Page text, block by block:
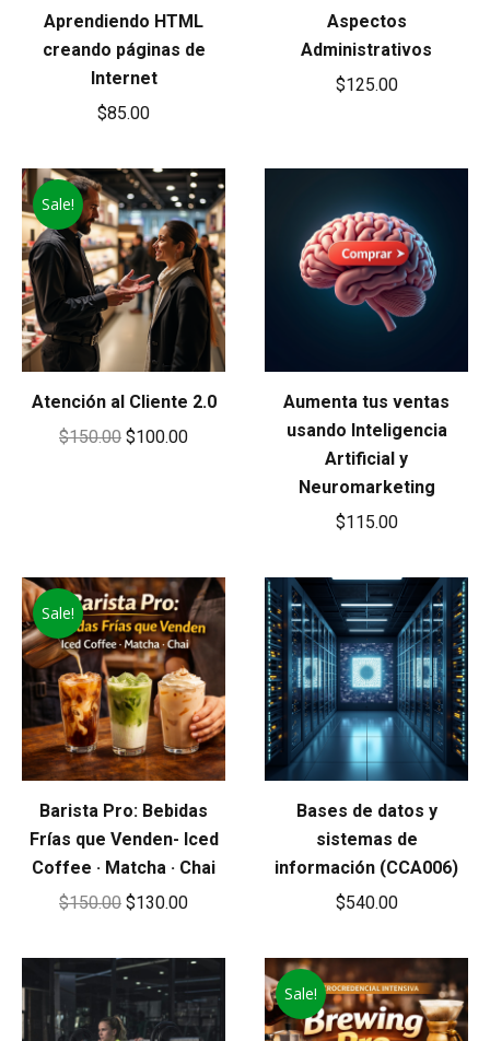
Aprendiendo HTML
creando páginas de
Internet
$85.00
Aspectos
Administrativos
$125.00
Sale!
Atención al Cliente 2.0
$150.00 Original
$100.00Current
Aumenta tus ventas
usando Inteligencia
Artificial y
Neuromarketing
$115.00
Sale!
Barista Pro: Bebidas
Frías que Venden- Iced
Coffee · Matcha · Chai
$150.00 Original
was:
$150.00.
$130.00Current
is:
$130.00.
Bases de datos y
sistemas de
información (CCA006)
$540.00
Sale!